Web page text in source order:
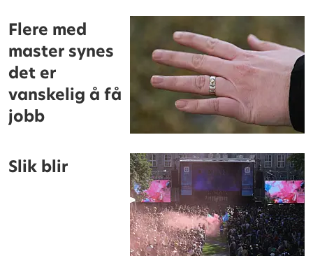
Flere med
master synes
det er
vanskelig å få
jobb
Slik blir